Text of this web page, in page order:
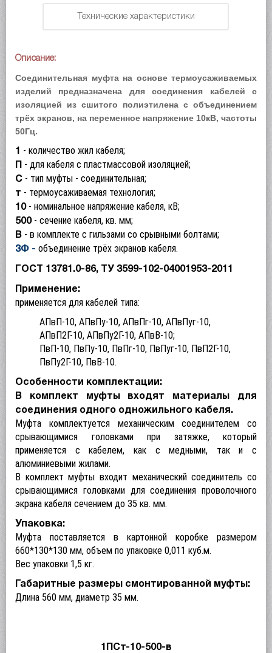
Технические характеристики
Описание:
Соединительная муфта на основе термоусаживаемых
изделий предназначена для соединения кабелей с
изоляцией из сшитого полиэтилена с объединением
трёх экранов, на переменное напряжение 10кВ, частоты
50Гц.
1 - количество жил кабеля;
- для кабеля с пластмассовой изоляцией;
C - тип муфты - соединительная;
т - термоусаживаемая технология;
10- номинальное напряжение кабеля, кВ;
500- сечение кабеля, кв. мм;
В - в комплекте с гильзами со срывными болтами;
3Ф - объединение трёх экранов кабеля.
ГОСТ 13781.0-86, ТУ 3599-102-04001953-2011
Применение:
применяется для кабелей типа:
АПвП-10, АПвПу-10, АПвПг-10, АПвПуг-10,
АПвП2Г-10, АПвПу2Г-10, АПвВ-10;
ПвП-10, ПвПу-10, ПвПг-10, ПвПуг-10, ПвП2Г-10,
ПвПу2Г-10, ПвВ-10.
Особенности комплектации:
В комплект муфты входят материалы для
соединения одного одножильного кабеля.
Муфта комплектуется механическим соединителем со
срывающимися головками при затяжке, который
применяется с кабелем, как с медными, так и с
алюминиевыми жилами.
В комплект муфты входит механический соединитель со
срывающимися головками для соединения проволочного
экрана кабеля сечением до 35 кв. мм.
Упаковка:
Муфта поставляется в картонной коробке размером
660*130*130 мм, объем по упаковке 0,011 куб.м.
Вес упаковки 1,5 кг.
Габаритные размеры смонтированной муфты:
Длина 560 мм, диаметр 35 мм.
1ПСт-10-500-в